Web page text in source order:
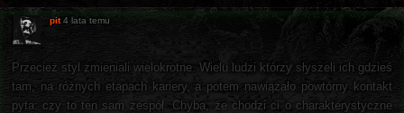
pit 4 lata temu
Przecież styl zmieniali wielokrotne. Wielu ludzi którzy słyszeli ich gdzieś
tam, na różnych etapach kariery, a potem nawiązało powtórny kontakt
pyta: czy to ten sam zespół. Chyba, że chodzi ci o charakterystyczne